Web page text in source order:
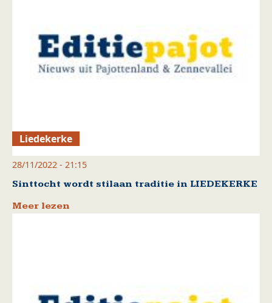
Liedekerke
28/11/2022 - 21:15
Sinttocht wordt stilaan traditie in LIEDEKERKE
Meer lezen